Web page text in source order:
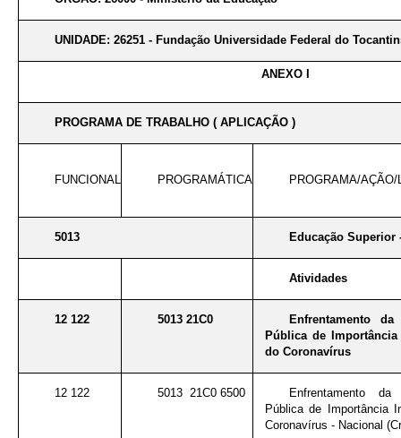
UNIDADE: 26251 - Fundação Universidade Federal do
ANEXO I
PROGRAMA DE TRABALHO ( APLICAÇÃO )
FUNCIONAL PROGRAMÁTICA PROGRAMA/
5013 Educação Superior
Atividades
12 122 5013 21C0
Enfrentamento
Pública de
do Coronavírus
12 122 5013 21C0 6500
Enfrentamento
Pública de Importância
Coronavírus - Nacional